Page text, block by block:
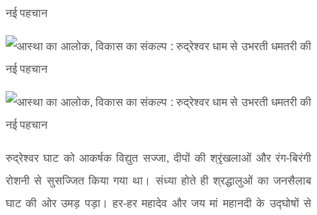
रुद्रेश्वर घाट को आकर्षक विद्युत सज्जा, दीपों की श्रृंखलाओं और रंग-बिरंगी
रोशनी से सुसज्जित किया गया था। संध्या होते ही श्रद्धालुओं का जनसैलाब
घाट की ओर उमड़ पड़ा। हर-हर महादेव और जय मां महानदी के उद्घोषों से